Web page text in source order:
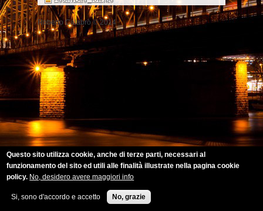
Roberto Calabrò © 2014
Questo sito utilizza cookie, anche di terze parti, necessari al
funzionamento del sito ed utili alle finalità illustrate nella pagina cookie
policy. No, desidero avere maggiori info
Si, sono d'accordo e accetto No, grazie